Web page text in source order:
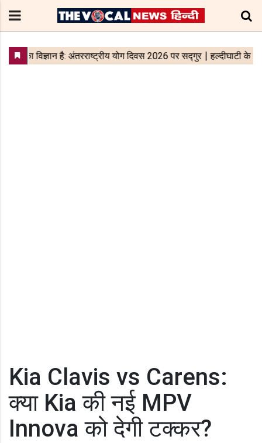
Kia Clavis vs Carens:
क्या Kia की नई MPV
Innova को देगी टक्कर?